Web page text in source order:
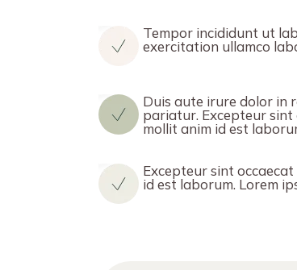
Tempor incididunt ut
exercitation ullamco
Duis aute irure dolor in
pariatur. Excepteur
mollit anim id est
Excepteur sint
id est laborum. Lorem